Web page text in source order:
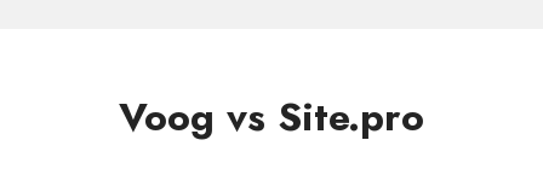
Voog vs Site.pro